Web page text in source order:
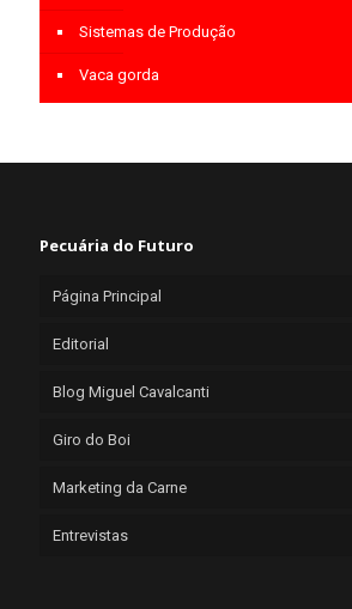
Sistemas de Produção
Vaca gorda
Pecuária do Futuro
Página Principal
Editorial
Blog Miguel Cavalcanti
Giro do Boi
Marketing da Carne
Entrevistas